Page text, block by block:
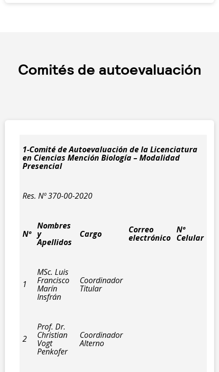
Comités de autoevaluación
1-Comité de Autoevaluación de la Licenciatura
en Ciencias Mención Biología – Modalidad
Presencial
Res. Nº 370-00-2020
Nº
Nombres
y
Apellidos
Cargo Correo
electrónico
Nº
Celular
1
MSc. Luis
Francisco
Marín
Insfrán
Coordinador
Titular
2
Prof. Dr.
Christian
Vogt
Penkofer
Coordinador
Alterno